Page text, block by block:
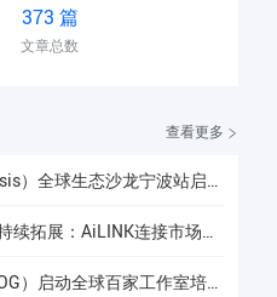
373 篇
文章总数
查看更多
OG（Open Genesis）全球生态沙龙宁波站启幕，聚焦AI × Web3共识与应用落地
FXH.AI生态版图持续拓展：AiLINK连接市场数据、AI洞察与安全协作
Open Genesis（OG）启动全球百家工作室培养计划